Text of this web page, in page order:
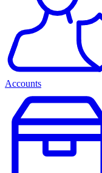
Accounts